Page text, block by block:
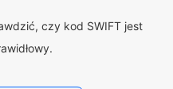
czy kod SWIFT jest